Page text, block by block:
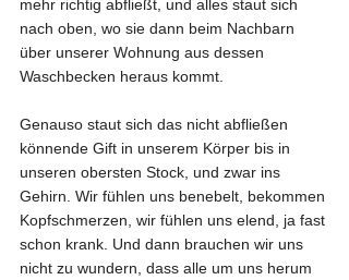
mehr richtig abfließt, und alles staut sich
nach oben, wo sie dann beim Nachbarn
über unserer Wohnung aus dessen
Waschbecken heraus kommt.
Genauso staut sich das nicht abfließen
könnende Gift in unserem Körper bis in
unseren obersten Stock, und zwar ins
Gehirn. Wir fühlen uns benebelt, bekommen
Kopfschmerzen, wir fühlen uns elend, ja fast
schon krank. Und dann brauchen wir uns
nicht zu wundern, dass alle um uns herum